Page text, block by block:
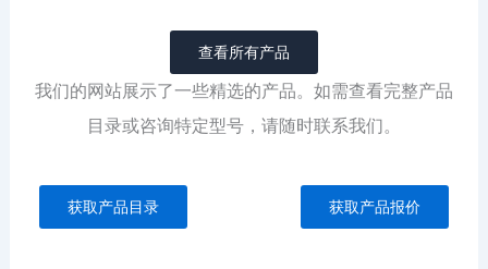
查看所有产品
我们的网站展示了一些精选的产品。如需查看完整产品
目录或咨询特定型号，请随时联系我们。
获取产品目录 获取产品报价